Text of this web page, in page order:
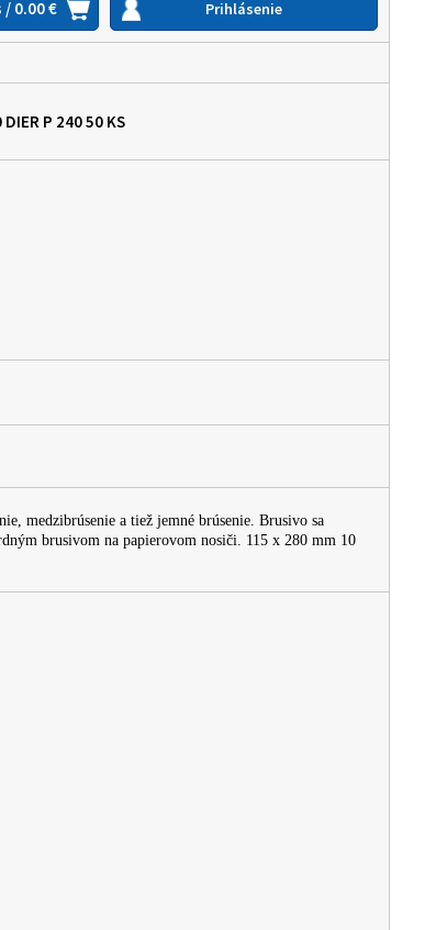
/ 0.00 € Prihlásenie
DIER P 24050 KS
medzibrúsenie a tiež jemné brúsenie. Brusivo sa
brusivom na papierovom nosiči. 115 x 280 mm 10